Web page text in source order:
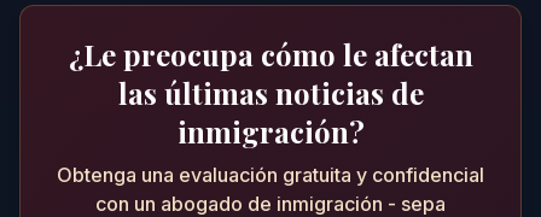
¿Le preocupa cómo le afectan
las últimas noticias de
inmigración?
Obtenga una evaluación gratuita y confidencial
con un abogado de inmigración - sepa